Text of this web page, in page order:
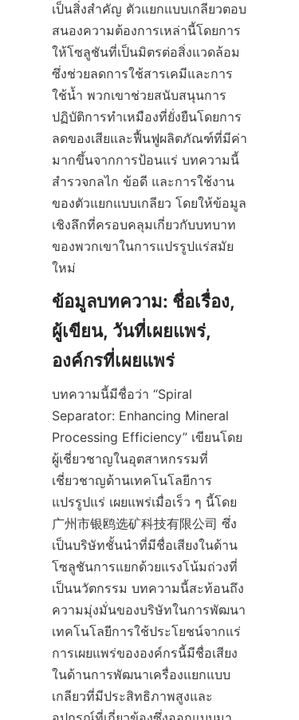
เป็นสิ่งสำคัญ ตัวแยกแบบเกลียวตอบ
สนองความต้องการเหล่านี้โดยการ
ให้โซลูชันที่เป็นมิตรต่อสิ่งแวดล้อม
ซึ่งช่วยลดการใช้สารเคมีและการ
ใช้น้ำ พวกเขาช่วยสนับสนุนการ
ปฏิบัติการทำเหมืองที่ยั่งยืนโดยการ
ลดของเสียและฟื้นฟูผลิตภัณฑ์ที่มีค่า
มากขึ้นจากการป้อนแร่ บทความนี้
สำรวจกลไก ข้อดี และการใช้งาน
ของตัวแยกแบบเกลียว โดยให้ข้อมูล
เชิงลึกที่ครอบคลุมเกี่ยวกับบทบาท
ของพวกเขาในการแปรรูปแร่สมัย
ใหม่
ข้อมูลบทความ: ชื่อเรื่อง,
ผู้เขียน, วันที่เผยแพร่,
องค์กรที่เผยแพร่
บทความนี้มีชื่อว่า “Spiral
Separator: Enhancing Mineral
Processing Efficiency” เขียนโดย
ผู้เชี่ยวชาญในอุตสาหกรรมที่
เชี่ยวชาญด้านเทคโนโลยีการ
แปรรูปแร่ เผยแพร่เมื่อเร็ว ๆ นี้โดย
广州市银鸥选矿科技有限公司 ซึ่ง
เป็นบริษัทชั้นนำที่มีชื่อเสียงในด้าน
โซลูชันการแยกด้วยแรงโน้มถ่วงที่
เป็นนวัตกรรม บทความนี้สะท้อนถึง
ความมุ่งมั่นของบริษัทในการพัฒนา
เทคโนโลยีการใช้ประโยชน์จากแร่
การเผยแพร่ขององค์กรนี้มีชื่อเสียง
ในด้านการพัฒนาเครื่องแยกแบบ
เกลียวที่มีประสิทธิภาพสูงและ